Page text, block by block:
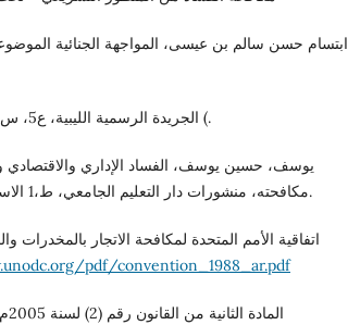
ابتسام حسن سالم بن عيسى، المواجهة الجنائية
الجريدة الرسمية الليبية، ع5، س14، 9241م )9114م (، ص 945 (.
يوسف، حسين يوسف، الفساد الإداري
مكافحته، منشورات دار التعليم الجامعي، ط،1 الاسكندرية، مصر، 2011، ص 105.
pdf/convention_1988_ar.pdf
المادة الثانية من القانون رقم (2) لسنة 2005م. بشأن مكافحة غسل الأموال